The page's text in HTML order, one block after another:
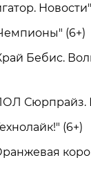
Новости"
(6+)
Бебис.
Сюрпрайз.
(6+)